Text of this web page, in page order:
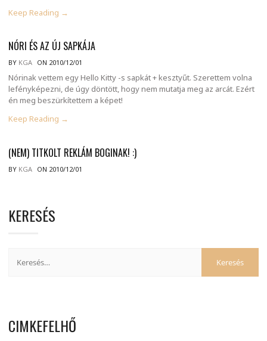
Keep Reading →
NÓRI ÉS AZ ÚJ SAPKÁJA
BY KGA ON 2010/12/01
Nórinak vettem egy Hello Kitty -s sapkát + kesztyűt. Szerettem volna
lefényképezni, de úgy döntött, hogy nem mutatja meg az arcát. Ezért
én meg beszürkítettem a képet!
Keep Reading →
(NEM) TITKOLT REKLÁM BOGINAK! :)
BY KGA ON 2010/12/01
KERESÉS
CIMKEFELHŐ